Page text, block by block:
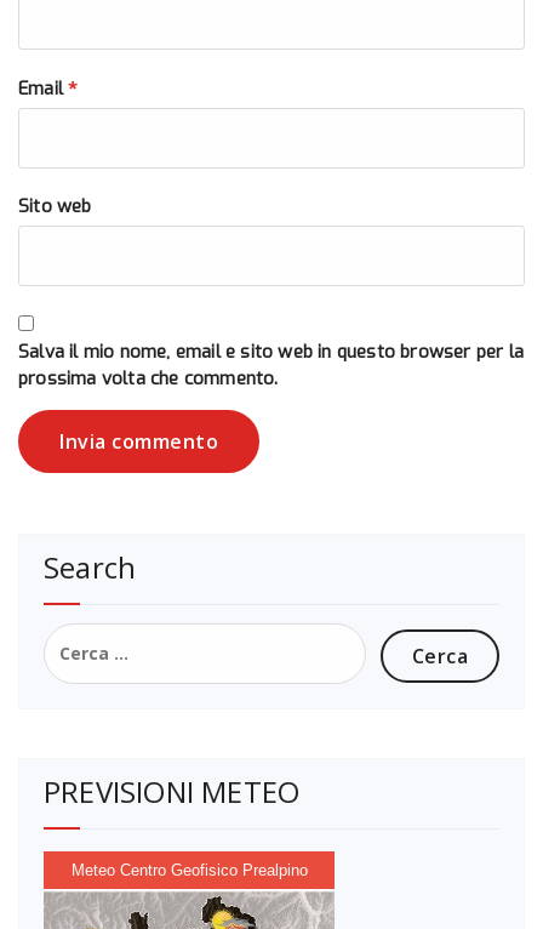
Email*
Sito web
Salva il mio nome, email e sito web in questo browser per la
prossima volta che commento.
Search
Ricerca
per:
PREVISIONI METEO